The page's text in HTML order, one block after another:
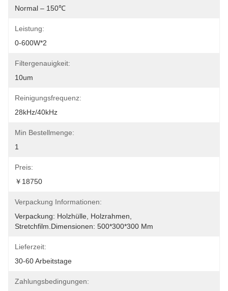
Normal – 150℃
Leistung:
0-600W*2
Filtergenauigkeit:
10um
Reinigungsfrequenz:
28kHz/40kHz
Min Bestellmenge:
1
Preis:
￥18750
Verpackung Informationen:
Verpackung: Holzhülle, Holzrahmen,
Stretchfilm.Dimensionen: 500*300*300 Mm
Lieferzeit:
30-60 Arbeitstage
Zahlungsbedingungen: